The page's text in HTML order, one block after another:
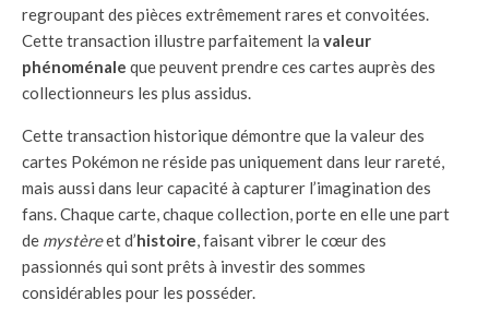
regroupant des pièces extrêmement rares et convoitées.
Cette transaction illustre parfaitement la valeur
phénoménale que peuvent prendre ces cartes auprès des
collectionneurs les plus assidus.
Cette transaction historique démontre que la valeur des
cartes Pokémon ne réside pas uniquement dans leur rareté,
mais aussi dans leur capacité à capturer l’imagination des
fans. Chaque carte, chaque collection, porte en elle une part
de mystèreet d’histoire, faisant vibrer le cœur des
passionnés qui sont prêts à investir des sommes
considérables pour les posséder.